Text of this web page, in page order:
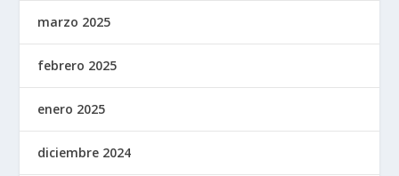
marzo 2025
febrero 2025
enero 2025
diciembre 2024